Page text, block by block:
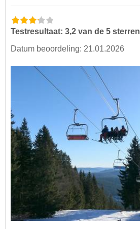
Testresultaat: 3,2 van de 5 sterren
Datum beoordeling: 21.01.2026